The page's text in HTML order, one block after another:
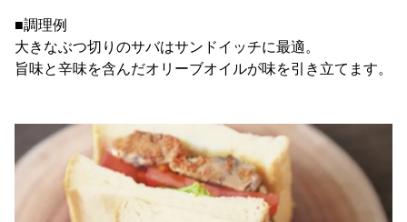
■調理例
大きなぶつ切りのサバはサンドイッチに最適。
旨味と辛味を含んだオリーブオイルが味を引き立てます。